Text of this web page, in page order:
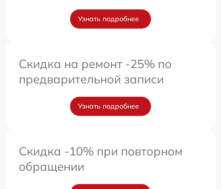
Узнать подробнее
Скидка на ремонт -25% по
предварительной записи
Узнать подробнее
Скидка -10% при повторном
обращении